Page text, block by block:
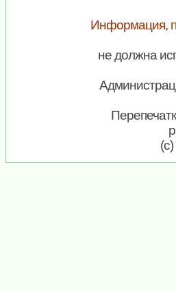
Информация,
не должна